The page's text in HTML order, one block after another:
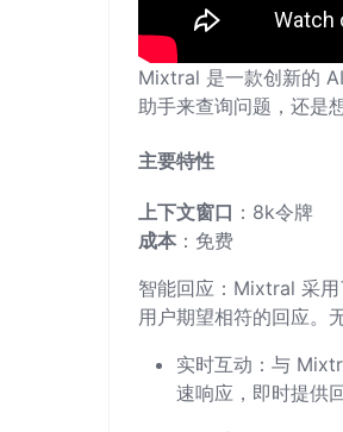
Mixtral 是一款创新的
助手来查询问题，还是
主要特性
上下文窗口 ：8k令牌
成本 ：免费
智能回应：Mixtral 采用
用户期望相符的回应。
实时互动：与
速响应，即时提供